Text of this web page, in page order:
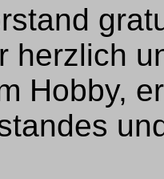
herzlich
Hobby,